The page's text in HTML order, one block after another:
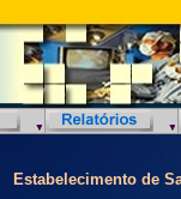
Estabelecimento de